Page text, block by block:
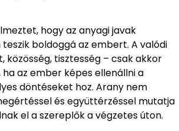
hogy az anyagi javak
boldoggá az embert. A valódi
közösség, tisztesség – csak akkor
az ember képes ellenállni a
döntéseket hoz. Arany nem
és együttérzéssel mutatja
el a szereplők a végzetes úton.